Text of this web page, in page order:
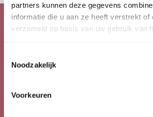
partners kunnen deze gegevens
informatie die u aan ze heeft verstrekt of
verzameld op basis van uw gebruik van
Noodzakelijk
Voorkeuren
Over Ons
Baking Queen is een webwinkel die